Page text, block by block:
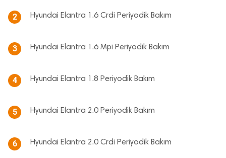
2 Hyundai Elantra 1.6 Crdi Periyodik Bakım
3 Hyundai Elantra 1.6 Mpi Periyodik Bakım
4 Hyundai Elantra 1.8 Periyodik Bakım
5 Hyundai Elantra 2.0 Periyodik Bakım
6 Hyundai Elantra 2.0 Crdi Periyodik Bakım